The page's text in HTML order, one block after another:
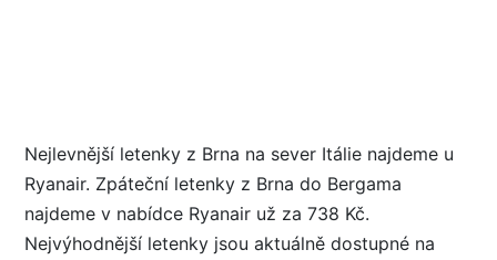
Nejlevnější letenky z Brna na sever Itálie najdeme u
Ryanair. Zpáteční letenky z Brna do Bergama
najdeme v nabídce Ryanair už za 738 Kč.
Nejvýhodnější letenky jsou aktuálně dostupné na